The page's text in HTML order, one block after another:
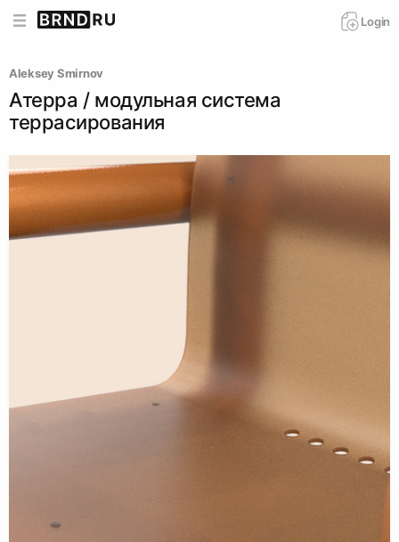
Login
Aleksey Smirnov
Атерра / модульная система
террасирования